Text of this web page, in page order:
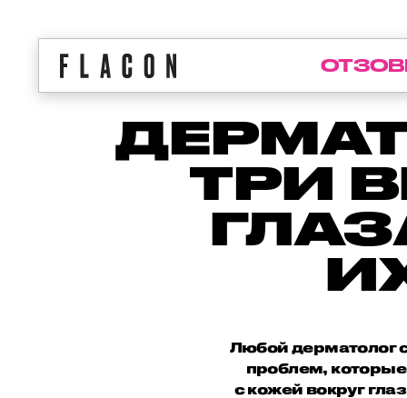
ТРИ
Любой дерматолог
проблем,
с кожей вокруг